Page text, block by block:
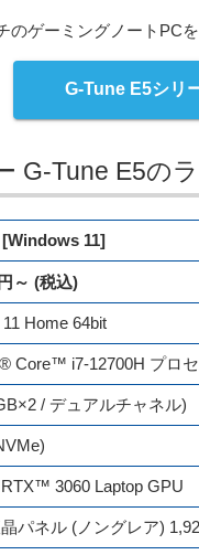
ゲーミングノートPC
G-Tune E5シリ
G-Tune E5の
11]
円～ (税込)
Home 64bit
Core™ i7-12700H プロ
/ デュアルチャネル)
3060 Laptop GPU
パネル (ノングレア)